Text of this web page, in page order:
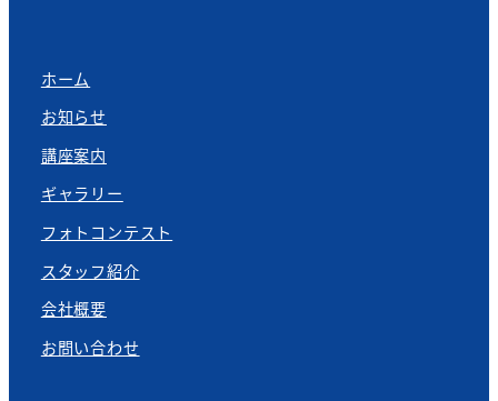
ホーム
お知らせ
講座案内
ギャラリー
フォトコンテスト
スタッフ紹介
会社概要
お問い合わせ